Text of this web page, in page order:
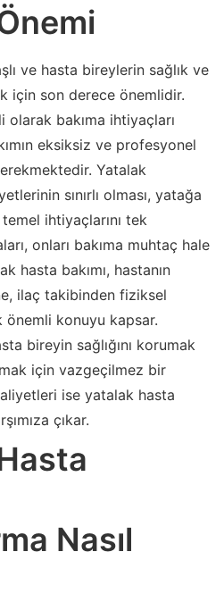
ve hasta bireylerin sağlık ve
için son derece önemlidir.
olarak bakıma ihtiyaçları
eksiksiz ve profesyonel
Yatalak
sınırlı olması, yatağa
temel ihtiyaçlarını tek
onları bakıma muhtaç hale
hasta bakımı, hastanın
ilaç takibinden fiziksel
konuyu kapsar.
bireyin sağlığını korumak
için vazgeçilmez bir
ise yatalak hasta
çıkar.
Nasıl